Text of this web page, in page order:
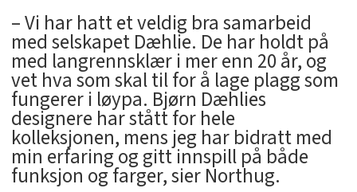
– Vi har hatt et veldig bra samarbeid
med selskapet Dæhlie. De har holdt på
med langrennsklær i mer enn 20 år, og
vet hva som skal til for å lage plagg som
fungerer i løypa. Bjørn Dæhlies
designere har stått for hele
kolleksjonen, mens jeg har bidratt med
min erfaring og gitt innspill på både
funksjon og farger, sier Northug.